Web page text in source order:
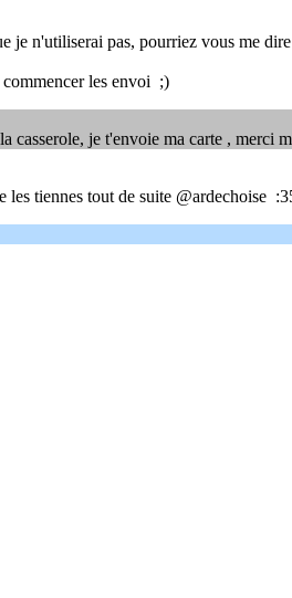
n'utiliserai pas, pourriez vous me
commencer les envoi ;)
je t'envoie ma carte , merci
les tiennes tout de suite @ardechoise